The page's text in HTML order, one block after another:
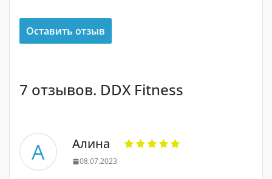
Оставить отзыв
7 отзывов. DDX Fitness
А Алина
08.07.2023